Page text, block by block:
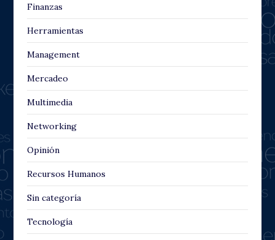
Finanzas
Herramientas
Management
Mercadeo
Multimedia
Networking
Opinión
Recursos Humanos
Sin categoría
Tecnología